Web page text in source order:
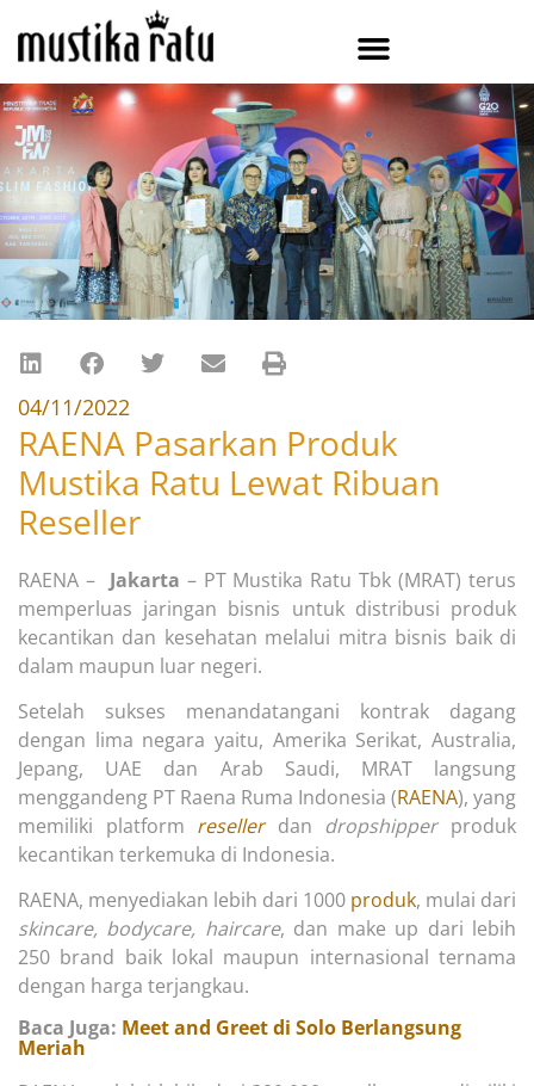
04/11/2022
RAENA Pasarkan Produk
Mustika Ratu Lewat Ribuan
Reseller
RAENA – Jakarta – PT Mustika Ratu Tbk (MRAT) terus
memperluas jaringan bisnis untuk distribusi produk
kecantikan dan kesehatan melalui mitra bisnis baik di
dalam maupun luar negeri.
Setelah sukses menandatangani kontrak dagang
dengan lima negara yaitu, Amerika Serikat, Australia,
Jepang, UAE dan Arab Saudi, MRAT langsung
menggandeng PT Raena Ruma Indonesia (RAENA), yang
memiliki platform reseller dan dropshipperproduk
kecantikan terkemuka di Indonesia.
RAENA, menyediakan lebih dari 1000 produk, mulai dari
skincare, bodycare, haircare, dan make up dari lebih
250 brand baik lokal maupun internasional ternama
dengan harga terjangkau.
Baca Juga: Meet and Greet di Solo Berlangsung
Meriah